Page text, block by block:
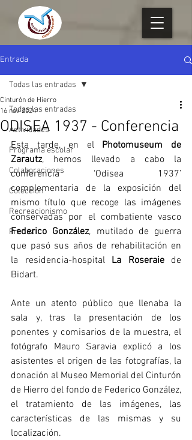
Entrada
Todas las entradas
Actividades
Programa escolar
Colaboraciones
Colección
Recreacionismo
Prensa
Todas las entradas
ODISEA 1937 - Conferencia
Cinturón de Hierro
16 nov 2024
Esta tarde, en el Photomuseum de
Zarautz, hemos llevado a cabo la
conferencia ‘Odisea 1937’
complementaria de la exposición del
mismo título que recoge las imágenes
Federico González, mutilado de guerra
que pasó sus años de rehabilitación en
la residencia-hospital La Roseraie de
Bidart.
Ante un atento público que llenaba la
sala y, tras la presentación de los
ponentes y comisarios de la muestra, el
fotógrafo Mauro Saravia explicó a los
asistentes el origen de las fotografías, la
donación al Museo Memorial del Cinturón
de Hierro del fondo de Federico González,
el tratamiento de las imágenes, las
características de las mismas y su
localización.